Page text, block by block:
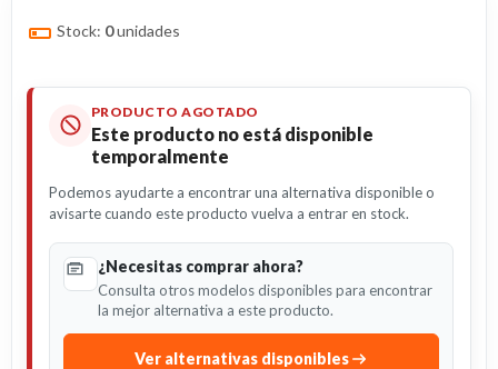
Stock: 0unidades
PRODUCTO AGOTADO
Este producto no está disponible
temporalmente
Podemos ayudarte a encontrar una alternativa disponible o
avisarte cuando este producto vuelva a entrar en stock.
¿Necesitas comprar ahora?
Consulta otros modelos disponibles para encontrar
la mejor alternativa a este producto.
Ver alternativas disponibles